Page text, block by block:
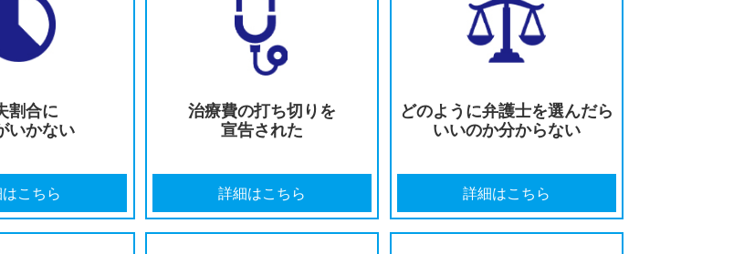
提示された示談金が
低すぎる
詳細はこちら
適切な後遺障害等級の
詳細はこちら 詳細はこちら